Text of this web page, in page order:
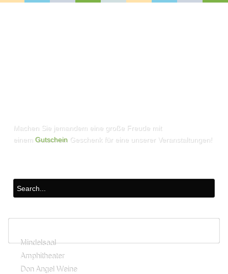
Machen Sie jemandem eine große Freude mit
einemGutschein Geschenk für eine unserer Veranstaltungen!
Mindelsaal
Amphitheater
Don Angel Weine